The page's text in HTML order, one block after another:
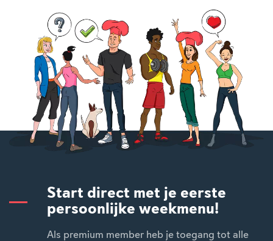
Start direct met je eerste
persoonlijke weekmenu!
Als premium member heb je toegang tot alle